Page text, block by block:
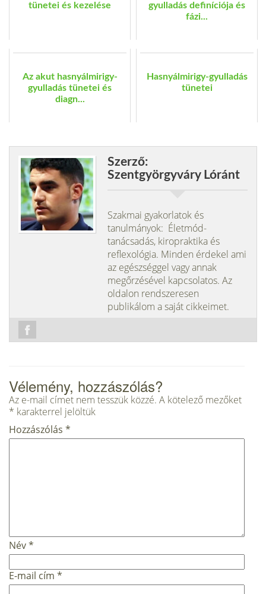
tünetei és kezelése
gyulladás definíciója és
fázi...
Az akut hasnyálmirigy-
gyulladás tünetei és
diagn...
Hasnyálmirigy-gyulladás
tünetei
Szerző:
Szentgyörgyváry Lóránt
Szakmai gyakorlatok és
tanulmányok: Életmód-
tanácsadás, kiropraktika és
reflexológia. Minden érdekel ami
az egészséggel vagy annak
megőrzésével kapcsolatos. Az
oldalon rendszeresen
publikálom a saját cikkeimet.
Vélemény, hozzászólás?
Az e-mail címet nem tesszük közzé. A kötelező mezőket
* karakterrel jelöltük
Hozzászólás *
Név*
E-mail cím *